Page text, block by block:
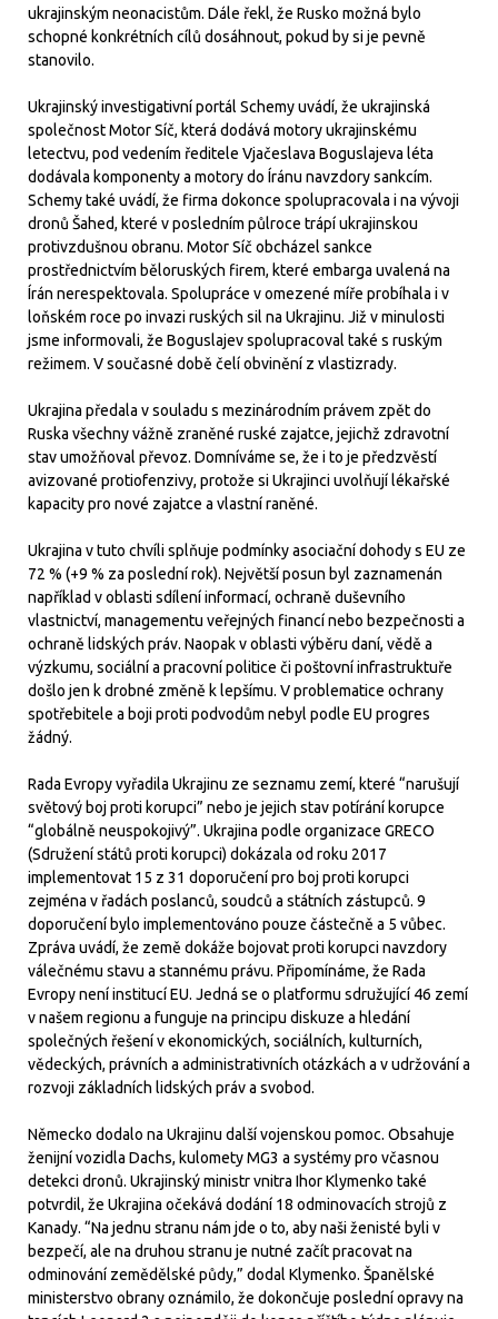
ukrajinským neonacistům. Dále řekl, že Rusko možná bylo
schopné konkrétních cílů dosáhnout, pokud by si je pevně
stanovilo.
Ukrajinský investigativní portál Schemy uvádí, že ukrajinská
společnost Motor Síč, která dodává motory ukrajinskému
letectvu, pod vedením ředitele Vjačeslava Boguslajeva léta
dodávala komponenty a motory do Íránu navzdory sankcím.
Schemy také uvádí, že firma dokonce spolupracovala i na vývoji
dronů Šahed, které v posledním půlroce trápí ukrajinskou
protivzdušnou obranu. Motor Síč obcházel sankce
prostřednictvím běloruských firem, které embarga uvalená na
Írán nerespektovala. Spolupráce v omezené míře probíhala i v
loňském roce po invazi ruských sil na Ukrajinu. Již v minulosti
jsme informovali, že Boguslajev spolupracoval také s ruským
režimem. V současné době čelí obvinění z vlastizrady.
Ukrajina předala v souladu s mezinárodním právem zpět do
Ruska všechny vážně zraněné ruské zajatce, jejichž zdravotní
stav umožňoval převoz. Domníváme se, že i to je předzvěstí
avizované protiofenzivy, protože si Ukrajinci uvolňují lékařské
kapacity pro nové zajatce a vlastní raněné.
Ukrajina v tuto chvíli splňuje podmínky asociační dohody s EU ze
72 % (+9 % za poslední rok). Největší posun byl zaznamenán
například v oblasti sdílení informací, ochraně duševního
vlastnictví, managementu veřejných financí nebo bezpečnosti a
ochraně lidských práv. Naopak v oblasti výběru daní, vědě a
výzkumu, sociální a pracovní politice či poštovní infrastruktuře
došlo jen k drobné změně k lepšímu. V problematice ochrany
spotřebitele a boji proti podvodům nebyl podle EU progres
žádný.
Rada Evropy vyřadila Ukrajinu ze seznamu zemí, které “narušují
světový boj proti korupci” nebo je jejich stav potírání korupce
“globálně neuspokojivý”. Ukrajina podle organizace GRECO
(Sdružení států proti korupci) dokázala od roku 2017
implementovat 15 z 31 doporučení pro boj proti korupci
zejména v řadách poslanců, soudců a státních zástupců. 9
doporučení bylo implementováno pouze částečně a 5 vůbec.
Zpráva uvádí, že země dokáže bojovat proti korupci navzdory
válečnému stavu a stannému právu. Připomínáme, že Rada
Evropy není institucí EU. Jedná se o platformu sdružující 46 zemí
v našem regionu a funguje na principu diskuze a hledání
společných řešení v ekonomických, sociálních, kulturních,
vědeckých, právních a administrativních otázkách a v udržování a
rozvoji základních lidských práv a svobod.
Německo dodalo na Ukrajinu další vojenskou pomoc. Obsahuje
ženijní vozidla Dachs, kulomety MG3 a systémy pro včasnou
detekci dronů. Ukrajinský ministr vnitra Ihor Klymenko také
potvrdil, že Ukrajina očekává dodání 18 odminovacích strojů z
Kanady. “Na jednu stranu nám jde o to, aby naši ženisté byli v
bezpečí, ale na druhou stranu je nutné začít pracovat na
odminování zemědělské půdy,” dodal Klymenko. Španělské
ministerstvo obrany oznámilo, že dokončuje poslední opravy na